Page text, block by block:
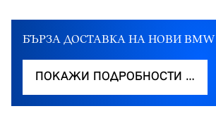
БЪРЗА ДОСТАВКА НА НОВИ BMW
ПОКАЖИ ПОДРОБНОСТИ …